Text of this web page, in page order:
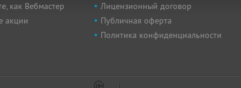
как Вебмастер
акции
Лицензионный договор
Публичная оферта
Политика конфиденциальности